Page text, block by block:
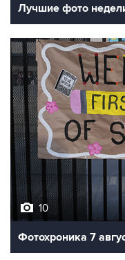
Лучшие фото
10
Фотохроника 7